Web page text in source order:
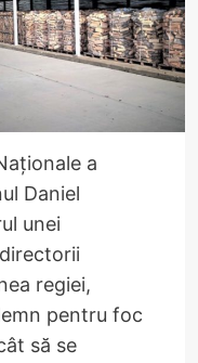
a
Daniel
unei
regiei,
pentru foc
să se